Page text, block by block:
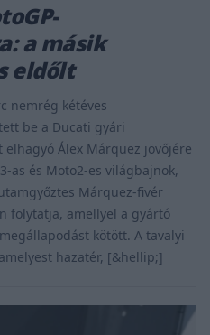
a másik
eldőlt
nemrég kétéves
be a Ducati gyári
elhagyó Álex Márquez jövőjére
as és Moto2-es világbajnok,
Márquez-fivér
folytatja, amellyel a gyártó
kötött. A tavalyi
hazatér, [&hellip;]